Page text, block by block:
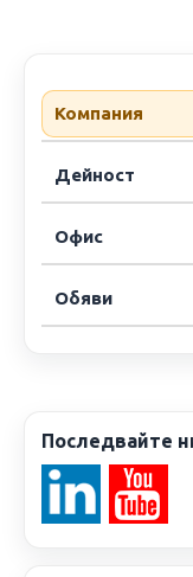
Компания
Дейност
Офис
Обяви
Последвайте